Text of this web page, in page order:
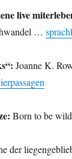
…
live
…
Joanne K.
Born to be
der